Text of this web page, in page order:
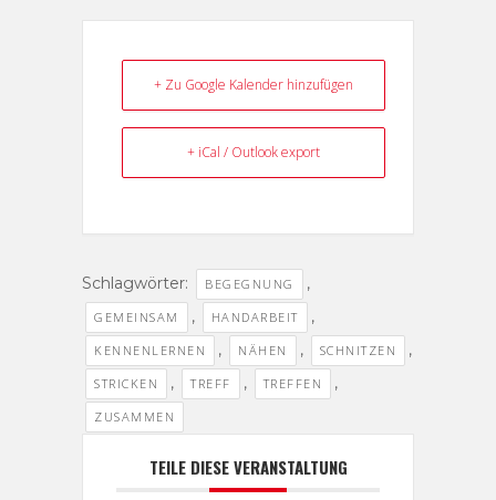
+ Zu Google Kalender hinzufügen
+ iCal / Outlook export
Schlagwörter: BEGEGNUNG ,
GEMEINSAM , HANDARBEIT ,
KENNENLERNEN , NÄHEN , SCHNITZEN ,
STRICKEN , TREFF , TREFFEN ,
ZUSAMMEN
TEILE DIESE VERANSTALTUNG